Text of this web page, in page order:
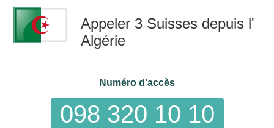
Appeler 3 Suisses depuis l'
Algérie
Numéro d'accès
098 320 10 10